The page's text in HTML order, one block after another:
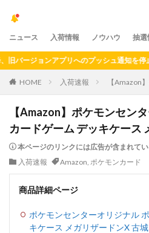
ニュース 入荷情報 ノウハウ 抽選
ジョンアプリへのプッシュ通知を停止いた
HOME 入荷速報 【Amazon
【Amazon】ポケモンセン
カードゲーム デッキケース
本ページのリンクには広告が含まれてい
入荷速報
Amazon, ポケモンカード
商品詳細ページ
ポケモンセンターオリジナル
キケース メガリザードンX 古城